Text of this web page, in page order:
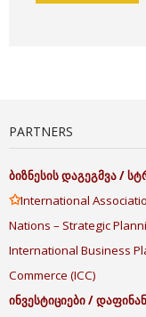
PARTNERS
ბიზნესისდაგეგმვა/
✩International
Nations – Strategic
International Business
Commerce (ICC)
ინვესტიციები/